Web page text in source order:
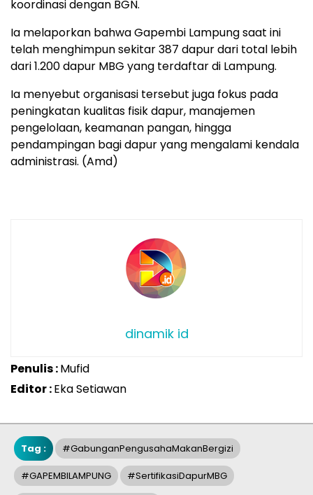
koordinasi dengan BGN.
Ia melaporkan bahwa Gapembi Lampung saat ini
telah menghimpun sekitar 387 dapur dari total lebih
dari 1.200 dapur MBG yang terdaftar di Lampung.
Ia menyebut organisasi tersebut juga fokus pada
peningkatan kualitas fisik dapur, manajemen
pengelolaan, keamanan pangan, hingga
pendampingan bagi dapur yang mengalami kendala
administrasi. (Amd)
dinamik id
Penulis :Mufid
Editor :Eka Setiawan
Tag : #GabunganPengusahaMakanBergizi
#GAPEMBILAMPUNG #SertifikasiDapurMBG